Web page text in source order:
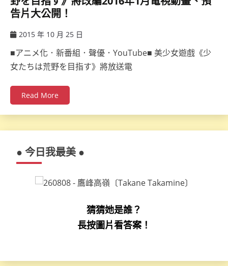
告片大公開！
2015 年 10 月 25 日
■アニメ化．新番組．聲優．YouTube■ 美少女遊戲《少
女たちは荒野を目指す》將放送電
Read More
● 今日我最美 ●
猜猜她是誰？
長按圖片看答案！